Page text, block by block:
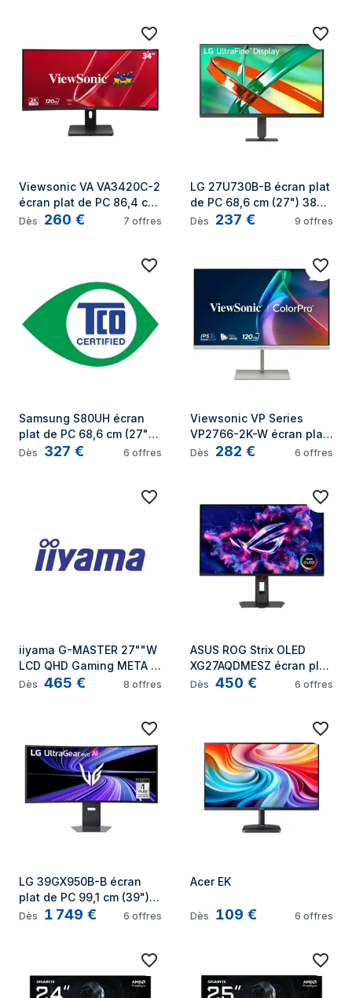
Viewsonic VA VA3420C-2
écran plat de PC 86,4 cm
(34") 3440 x 1440 pixels
Dès 260 € 7 offres
LG 27U730B-B écran plat
de PC 68,6 cm (27") 3840
x 2160 pixels 4K Ultra HD
Dès 237 € 9 offres
Samsung S80UH écran
plat de PC 68,6 cm (27")
3840 x 2160 pixels 4K
Dès 327 € 6 offres
Viewsonic VP Series
VP2766-2K-W écran plat
de PC 68,6 cm (27") 2560
Dès 282 € 6 offres
iiyama G-MASTER 27""W
LCD QHD Gaming META
3.0 OLED 280 écran plat
Dès 465 € 8 offres
ASUS ROG Strix OLED
XG27AQDMESZ écran plat
de PC 67,3 cm (26.5")
Dès 450 € 6 offres
LG 39GX950B-B écran
plat de PC 99,1 cm (39")
5120 x 2160 pixels 5K
Dès 1 749 € 6 offres
Acer EK
Dès 109 € 6 offres